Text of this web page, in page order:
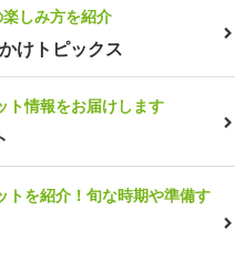
しみ方を紹介
けトピックス
ト情報をお届けします
トを紹介！旬な時期や準備す